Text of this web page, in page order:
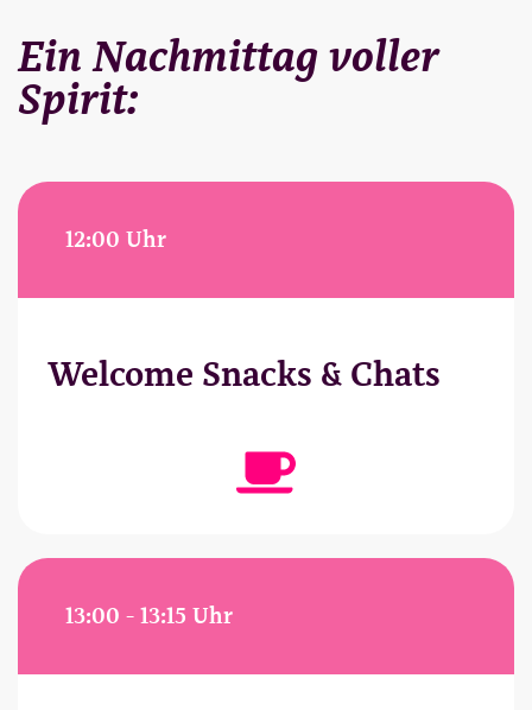
Ein Nachmittag voller
Spirit:
12:00 Uhr
Welcome Snacks & Chats
13:00 - 13:15 Uhr